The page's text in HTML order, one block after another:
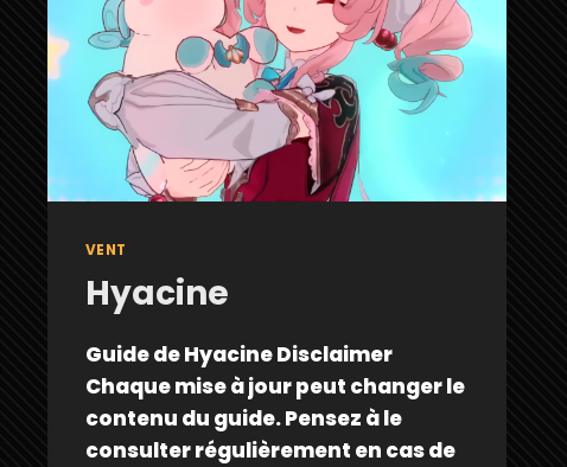
VENT
Hyacine
Guide de Hyacine Disclaimer
Chaque mise à jour peut changer le
contenu du guide. Pensez à le
consulter régulièrement en cas de